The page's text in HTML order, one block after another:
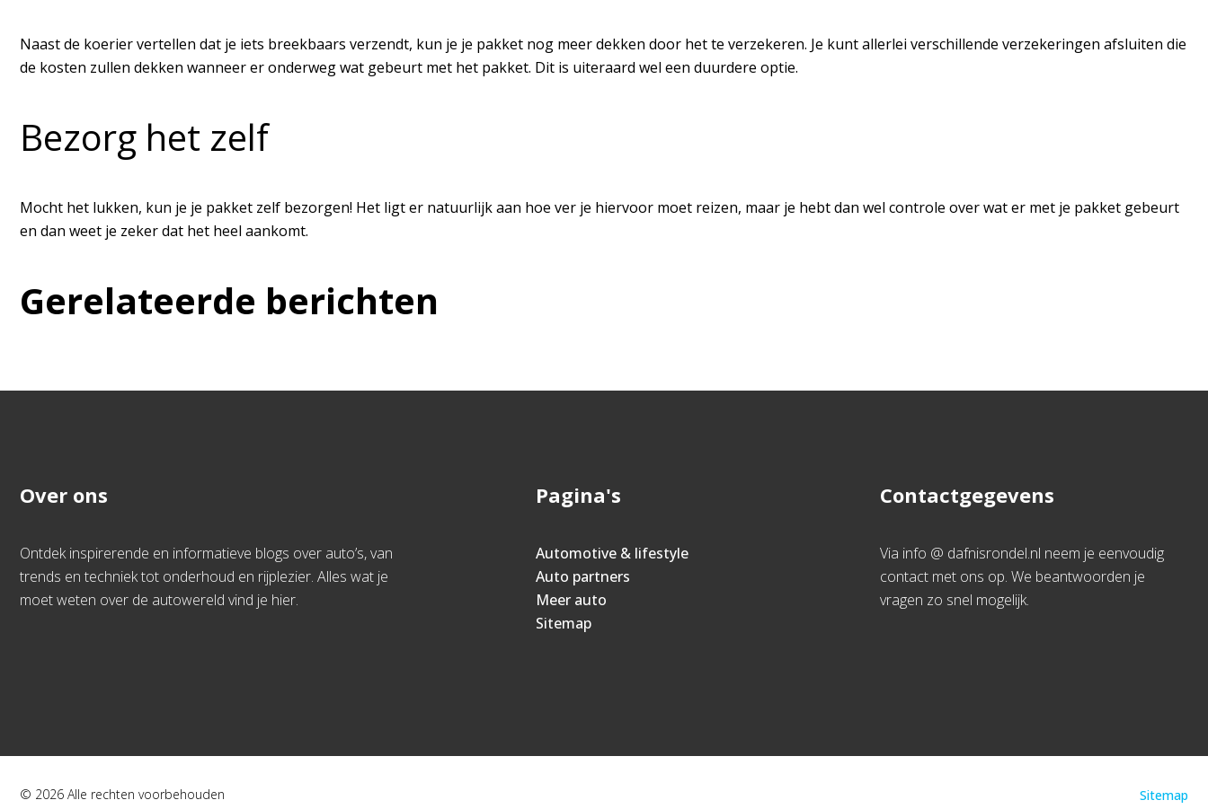
Naast de koerier vertellen dat je iets breekbaars verzendt, kun je je pakket nog meer dekken door het te verzekeren. Je kunt allerlei verschillende verzekeringen afsluiten die
de kosten zullen dekken wanneer er onderweg wat gebeurt met het pakket. Dit is uiteraard wel een duurdere optie.
Bezorg het zelf
Mocht het lukken, kun je je pakket zelf bezorgen! Het ligt er natuurlijk aan hoe ver je hiervoor moet reizen, maar je hebt dan wel controle over wat er met je pakket gebeurt
en dan weet je zeker dat het heel aankomt.
Gerelateerde berichten
Over ons
Ontdek inspirerende en informatieve blogs over auto’s, van
trends en techniek tot onderhoud en rijplezier. Alles wat je
moet weten over de autowereld vind je hier.
Pagina's
Automotive & lifestyle
Auto partners
Meer auto
Sitemap
Contactgegevens
Via info @ dafnisrondel.nl neem je eenvoudig
contact met ons op. We beantwoorden je
vragen zo snel mogelijk.
© 2026 Alle rechten voorbehouden Sitemap